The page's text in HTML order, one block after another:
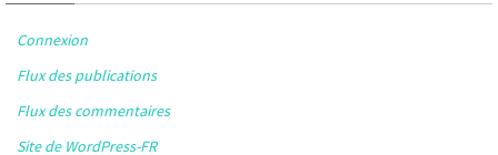
Connexion
Flux des publications
Flux des commentaires
Site de WordPress-FR